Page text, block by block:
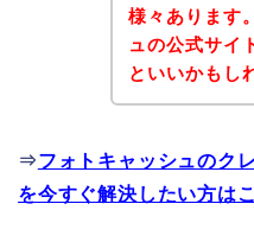
様々あります
ュの公式サイ
といいかもし
⇒フォトキャッシュのク
を今すぐ解決したい方は